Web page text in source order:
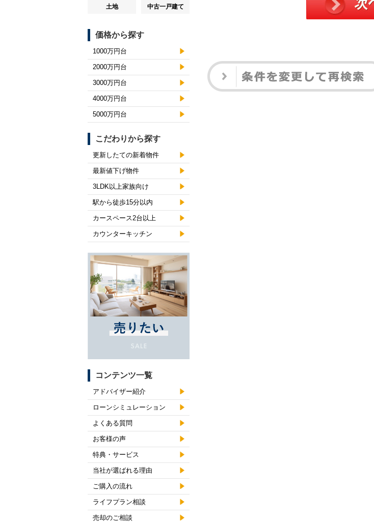
土地 中古一戸建て
価格から探す
1000万円台
2000万円台
3000万円台
4000万円台
5000万円台
こだわりから探す
更新したての新着物件
最新値下げ物件
3LDK以上家族向け
駅から徒歩15分以内
カースペース2台以上
カウンターキッチン
コンテンツ一覧
アドバイザー紹介
ローンシミュレーション
よくある質問
お客様の声
特典・サービス
当社が選ばれる理由
ご購入の流れ
ライフプラン相談
売却のご相談